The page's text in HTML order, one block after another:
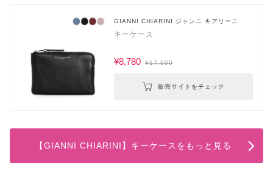
GIANNI CHIARINI ジャンニ キアリーニ
キーケース
¥8,780 ¥17,600
販売サイトをチェック
【GIANNI CHIARINI】キーケースをもっと見る